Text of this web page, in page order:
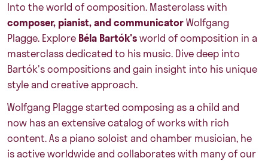
Into the world of composition. Masterclass with
composer, pianist, and communicatorWolfgang
Plagge. Explore Béla Bartók'sworld of composition in a
masterclass dedicated to his music. Dive deep into
Bartók's compositions and gain insight into his unique
style and creative approach.
Wolfgang Plagge started composing as a child and
now has an extensive catalog of works with rich
content. As a piano soloist and chamber musician, he
is active worldwide and collaborates with many of our